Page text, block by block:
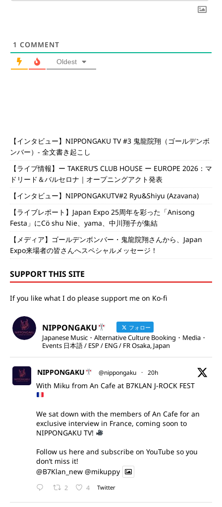
1 COMMENT
Oldest
【インタビュー】NIPPONGAKU TV #3 鬼龍院翔（ゴールデンボ
ンバー）- 全文書き起こし
【ライブ情報】ー TAKERU’S CLUB HOUSE ー EUROPE 2026：マ
ドリード＆バルセロナ｜オープニングアクト発表
【インタビュー】NIPPONGAKUTV#2 Ryu&Shiyu (Azavana)
【ライブレポート】Japan Expo 25周年を彩った「Anisong
Festa」にCö shu Nie、yama、中川翔子が集結
【メディア】ゴールデンボンバー・鬼龍院翔さんから、Japan
Expo来場者の皆さんへスペシャルメッセージ！
SUPPORT THIS SITE
If you like what I do please support me on Ko-fi
NIPPONGAKU フォロー
Japanese Music・Alternative Culture Booking・Media・
Events 日本語 / ESP / ENG / FR Osaka, Japan
NIPPONGAKU @nippongaku · 20h
With Miku from An Cafe at B7KLAN J-ROCK FEST
We sat down with the members of An Cafe for an
exclusive interview in France, coming soon to
NIPPONGAKU TV!
Follow us here and subscribe on YouTube so you
don’t miss it!
@B7Klan_new @mikuppy
2 4 Twitter